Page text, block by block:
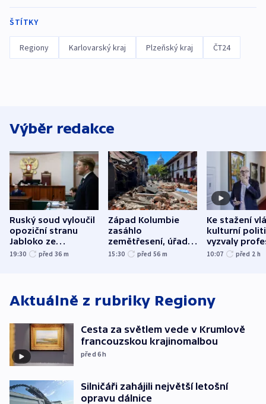
ŠTÍTKY
Regiony Karlovarský kraj Plzeňský kraj ČT24
Výběr redakce
Ruský soud vyloučil
opoziční stranu
Jabloko ze
zářijových „voleb“
19:30 před 36 m
Západ Kolumbie
zasáhlo
zemětřesení, úřady
hlásí přes sto obětí
15:30 před 56 m
Ke stažení
kulturní
vyzvaly
organizace,
10:07 před 2 h
Aktuálně z rubriky Regiony
Cesta za světlem vede v Krumlově
francouzskou krajinomalbou
před 6h
Silničáři zahájili největší letošní
opravu dálnice